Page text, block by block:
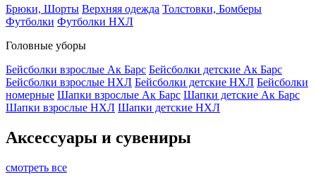
Брюки, Шорты Верхняя одежда Толстовки, Бомберы
Футболки Футболки НХЛ
Головные уборы
Бейсболки взрослые Ак Барс Бейсболки детские Ак Барс
Бейсболки взрослые НХЛ Бейсболки детские НХЛ Бейсболки
номерные Шапки взрослые Ак Барс Шапки детские Ак Барс
Шапки взрослые НХЛ Шапки детские НХЛ
Аксессуары и сувениры
смотреть все